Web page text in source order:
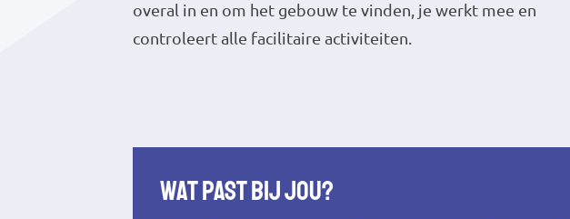
overal in en om het gebouw te vinden, je werkt mee en
controleert alle facilitaire activiteiten.
Wat past bij jou?